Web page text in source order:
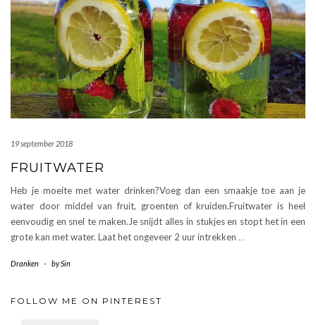
19 september 2018
FRUITWATER
Heb je moeite met water drinken?Voeg dan een smaakje toe aan je
water door middel van fruit, groenten of kruiden.Fruitwater is heel
eenvoudig en snel te maken.Je snijdt alles in stukjes en stopt het in een
grote kan met water. Laat het ongeveer 2 uur intrekken …
Dranken - bySin
FOLLOW ME ON PINTEREST